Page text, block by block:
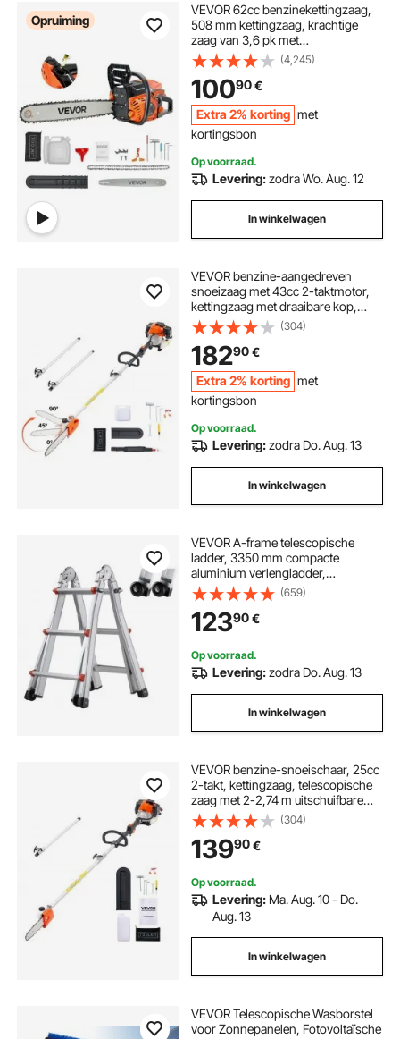
Opruiming
VEVOR 62cc benzinekettingzaag,
508 mm kettingzaag, krachtige
zaag van 3,6 pk met
antisliphandgreep, twee
brandstoftanks en
noodstopfunctie, max. 11.800 tpm,
voor houtkap, snoeien en ruimen
van bomen
(4,245)
10090€
Extra 2% korting met
kortingsbon
Op voorraad.
Levering:zodra Wo. Aug. 12
In winkelwagen
VEVOR benzine-aangedreven
snoeizaag met 43cc 2-taktmotor,
kettingzaag met draaibare kop,
telescopische zaag met
uitschuifbare steel van 2,16-3,66 m,
zaagblad van 25,4 cm,
brandstoftank van 850 ml, voor het
snoeien van bomen.
(304)
18290€
Extra 2% korting met
kortingsbon
Op voorraad.
Levering:zodra Do. Aug. 13
In winkelwagen
VEVOR A-frame telescopische
ladder, 3350 mm compacte
aluminium verlengladder,
multifunctionele draagbare
opvouwbare camperladder,
telescopische ladder voor
huiswerk, trappen, binnen- en
buitendaken, draagvermogen 150
kg
(659)
12390€
Op voorraad.
Levering:zodra Do. Aug. 13
In winkelwagen
VEVOR benzine-snoeischaar, 25cc
2-takt, kettingzaag, telescopische
zaag met 2-2,74 m uitschuifbare
steel, 20,3 cm zaagblad, 650 ml
brandstoftank, voor krachtig zagen
in hoge boomtoppen
(304)
13990€
Op voorraad.
Levering: Ma. Aug. 10 - Do.
Aug. 13
In winkelwagen
VEVOR Telescopische Wasborstel
voor Zonnepanelen, Fotovoltaïsche